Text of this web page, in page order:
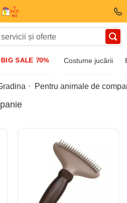
SALE 70% Costume jucării
Pentru animale de